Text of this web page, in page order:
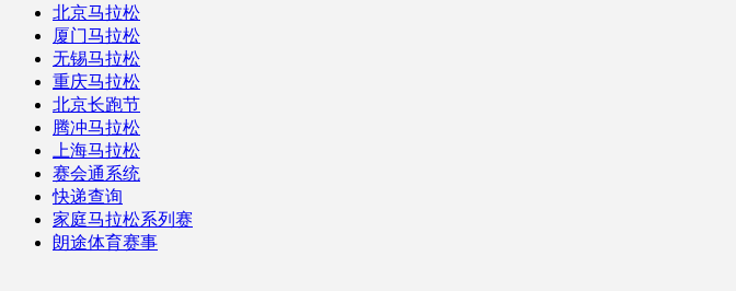
北京马拉松
厦门马拉松
无锡马拉松
重庆马拉松
北京长跑节
腾冲马拉松
上海马拉松
赛会通系统
快递查询
家庭马拉松系列赛
朗途体育赛事